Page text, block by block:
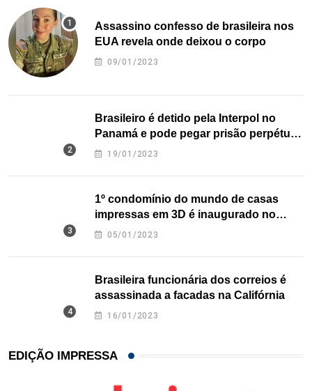
Assassino confesso de brasileira nos
EUA revela onde deixou o corpo
09/01/2023
Brasileiro é detido pela Interpol no
Panamá e pode pegar prisão perpétua
nos EUA
19/01/2023
1º condomínio do mundo de casas
impressas em 3D é inaugurado no
Texas
05/01/2023
Brasileira funcionária dos correios é
assassinada a facadas na Califórnia
16/01/2023
EDIÇÃO IMPRESSA